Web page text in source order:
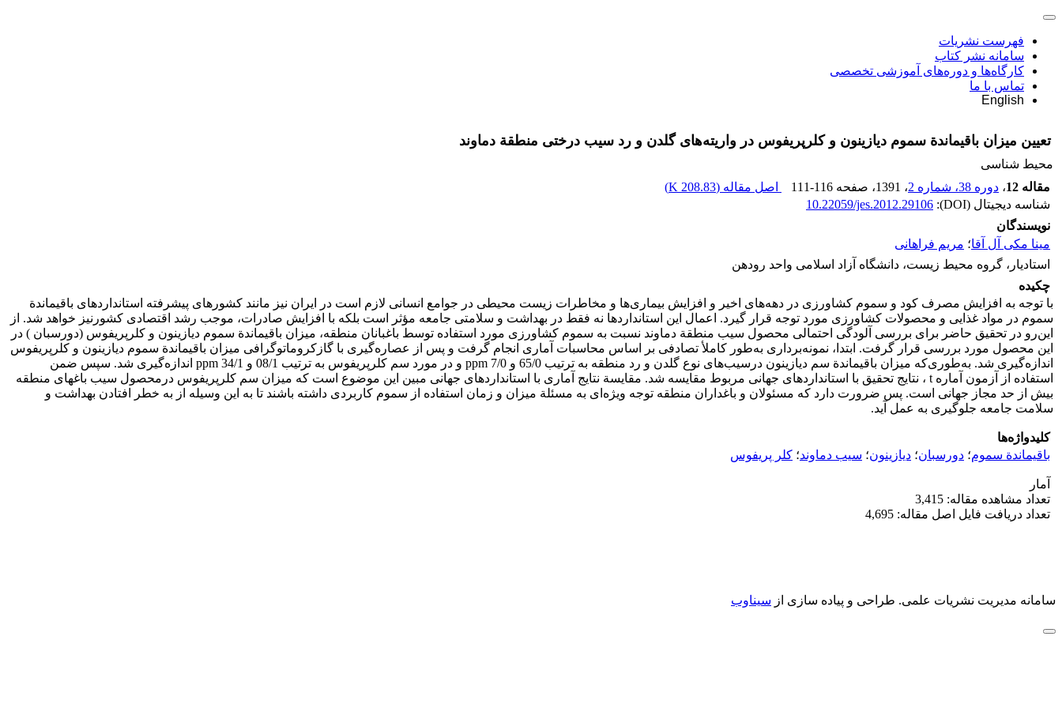
فهرست نشریات
سامانه نشر کتاب
کارگاه‌ها و دوره‌های آموزشی تخصصی
تماس با ما
English
تعیین میزان باقیماندة سموم دیازینون و کلرپریفوس در واریته‌های گلدن و رد سیب درختی منطقة دماوند
محیط شناسی
مقاله 12
، دوره 38، شماره 2 ، 1391 ، صفحه 111-116 اصل مقاله (208.83 K
)
شناسه دیجیتال (DOI):
10.22059/jes.2012.29106
نویسندگان
مینا مکی آل آقا؛ مریم فراهانی
استادیار، گروه محیط زیست، دانشگاه آزاد اسلامی واحد رودهن
چکیده
با توجه به افزایش مصرف کود و سموم کشاورزی در دهه‌های اخیر و افزایش بیماری‌ها و مخاطرات زیست محیطی در جوامع انسانی لازم است در ایران نیز مانند کشورهای پیشرفته استانداردهای باقیماندة
سموم در مواد غذایی و محصولات کشاورزی مورد توجه قرار گیرد. اعمال این استانداردها نه فقط در بهداشت و سلامتی جامعه مؤثر است بلکه با افزایش صادرات، موجب رشد اقتصادی کشورنیز خواهد شد. از
این‌رو در تحقیق حاضر برای بررسی آلودگی احتمالی محصول سیب منطقة دماوند نسبت به سموم کشاورزی مورد استفاده توسط باغبانان منطقه، میزان باقیماندة سموم دیازینون و کلرپریفوس (دورسبان ) در
این محصول مورد بررسی قرار گرفت. ابتدا، نمونه‌برداری به‌طور کاملأ تصادفی بر اساس محاسبات آماری انجام گرفت و پس از عصاره‌گیری با گازکروماتوگرافی میزان باقیماندة سموم دیازینون و کلرپریفوس
اندازه‌گیری شد. به‌طوری‌که میزان باقیماندة سم دیازینون درسیب‌های نوع گلدن و رد منطقه به ترتیب 65/0 و 7/0 ppm و در مورد سم کلرپریفوس به ترتیب 08/1 و 34/1 ppm اندازه‌گیری شد. سپس ضمن
استفاده از آزمون آماره t ، نتایج تحقیق با استانداردهای جهانی مربوط مقایسه شد. مقایسة نتایج آماری با استانداردهای جهانی مبین این موضوع است که میزان سم کلرپریفوس درمحصول سیب باغهای منطقه
بیش از حد مجاز جهانی است. پس ضرورت دارد که مسئولان و باغداران منطقه توجه ویژه‌ای به مسئلة میزان و زمان استفاده از سموم کاربردی داشته باشند تا به این وسیله از به خطر افتادن بهداشت و
سلامت جامعه جلوگیری به عمل آید.
کلیدواژه‌ها
باقیماندة سموم؛ دورسبان؛ دیازینون؛ سیب دماوند؛ کلر پریفوس
آمار
تعداد مشاهده مقاله: 3,415
تعداد دریافت فایل اصل مقاله: 4,695
سامانه مدیریت نشریات علمی. طراحی و پیاده سازی از سیناوب